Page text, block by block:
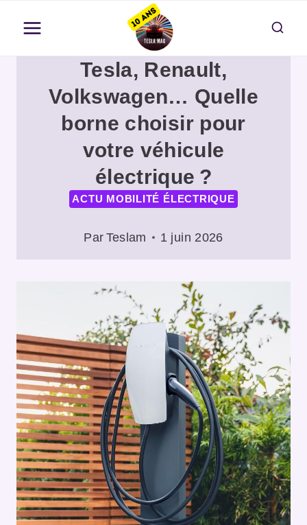
contenu
Tesla, Renault,
Volkswagen… Quelle
borne choisir pour
votre véhicule
électrique ?
ACTU MOBILITÉ ÉLECTRIQUE
Par Teslam 1 juin 2026